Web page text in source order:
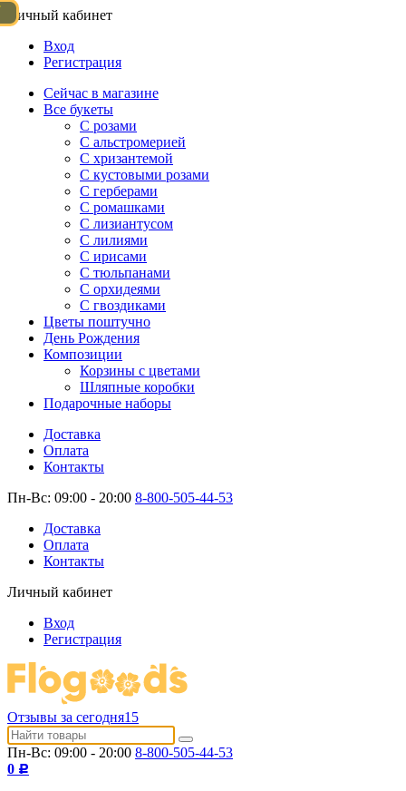
Личный кабинет
Вход
Регистрация
Сейчас в магазине
Все букеты
C розами
С альстромерией
С хризантемой
С кустовыми розами
С герберами
С ромашками
С лизиантусом
С лилиями
С ирисами
С тюльпанами
С орхидеями
С гвоздиками
Цветы поштучно
День Рождения
Композиции
Корзины с цветами
Шляпные коробки
Подарочные наборы
Доставка
Оплата
Контакты
Пн-Вс: 09:00 - 20:00 8-800-505-44-53
Доставка
Оплата
Контакты
Личный кабинет
Вход
Регистрация
Отзывы за сегодня15
Пн-Вс: 09:00 - 20:00 8-800-505-44-53
0 Р